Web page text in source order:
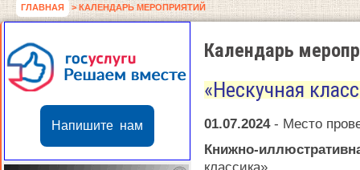
ГЛАВНАЯ > КАЛЕНДАРЬ МЕРОПРИЯТИЙ
Напишите нам
Календарь
«Нескучная
01.07.2024 - Место
Книжно-
классика»